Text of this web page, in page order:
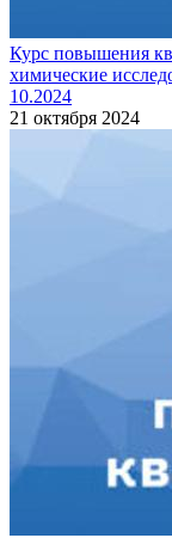
Курс повышения
химические
10.2024
21 октября 2024